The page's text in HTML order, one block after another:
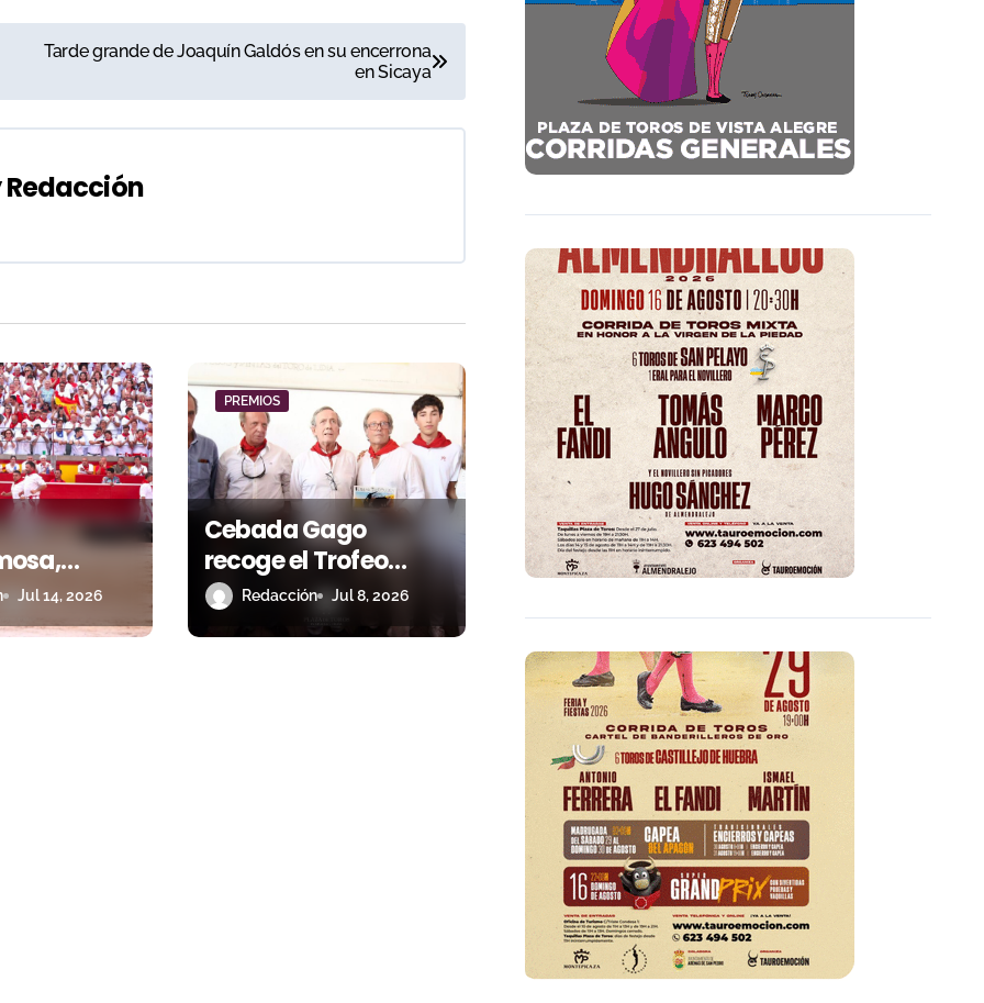
Tarde grande de Joaquín Galdós en su encerrona
en Sicaya
Redacción
de la Feria
Jul 14, 2026
PREMIOS
Cebada Gago
recoge el Trofeo
Carriquiri 2025 por el
toro ‘Lioso’
Redacción Jul 8, 2026